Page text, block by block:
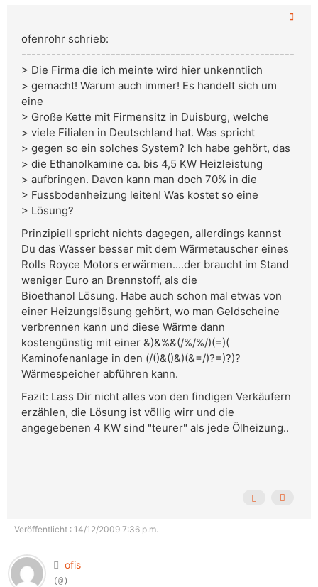
ofenrohr schrieb:
-------------------------------------------------------
> Die Firma die ich meinte wird hier unkenntlich
> gemacht! Warum auch immer! Es handelt sich um
eine
> Große Kette mit Firmensitz in Duisburg, welche
> viele Filialen in Deutschland hat. Was spricht
> gegen so ein solches System? Ich habe gehört, das
> die Ethanolkamine ca. bis 4,5 KW Heizleistung
> aufbringen. Davon kann man doch 70% in die
> Fussbodenheizung leiten! Was kostet so eine
> Lösung?
Prinzipiell spricht nichts dagegen, allerdings kannst
Du das Wasser besser mit dem Wärmetauscher eines
Rolls Royce Motors erwärmen....der braucht im Stand
weniger Euro an Brennstoff, als die
Bioethanol Lösung. Habe auch schon mal etwas von
einer Heizungslösung gehört, wo man Geldscheine
verbrennen kann und diese Wärme dann
kostengünstig mit einer &)&%&(/%/%/)(=)(
Kaminofenanlage in den (/()&()&)(&=/)?=)?)?
Wärmespeicher abführen kann.
Fazit: Lass Dir nicht alles von den findigen Verkäufern
erzählen, die Lösung ist völlig wirr und die
angegebenen 4 KW sind "teurer" als jede Ölheizung..
Veröffentlicht : 14/12/2009 7:36 p.m.
ofis
(@)